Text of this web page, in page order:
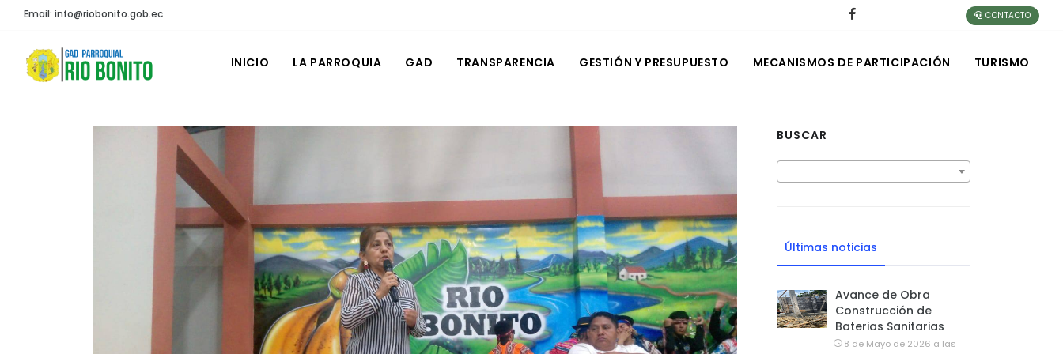
Email: info@riobonito.gob.ec CONTACTO
INICIO LA PARROQUIA GAD TRANSPARENCIA GESTIÓN Y PRESUPUESTO MECANISMOS DE PARTICIPACIÓN TURISMO
BUSCAR
Últimas noticias
Avance de Obra
Construcción de
Baterias Sanitarias
8 de Mayo de 2026 a las